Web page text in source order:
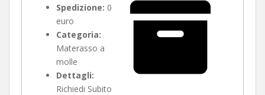
Spedizione: 0
euro
Categoria:
Materasso a
molle
Dettagli:
Richiedi Subito